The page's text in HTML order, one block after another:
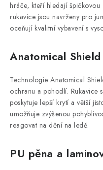
hráče, kteří hledají
rukavice jsou navrženy pro
oceňují kvalitní vybavení s
Anatomical
Technologie Anatomical
ochranu a pohodlí. Rukavice
poskytuje lepší krytí a větší
umožňuje zvýšenou
reagovat na dění na ledě.
PU pěna a